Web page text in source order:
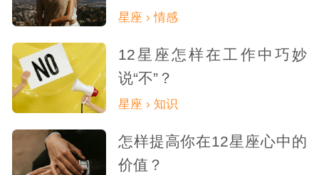
星座 › 情感
12星座怎样在工作中巧妙
说“不”？
星座 › 知识
怎样提高你在12星座心中的
价值？